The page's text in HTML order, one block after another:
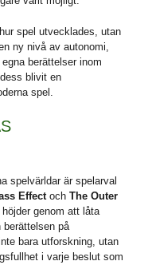
spel utvecklades, utan
ny nivå av autonomi,
berättelser inom
blivit en
spel.
spelvärldar är spelarval
Effectoch The Outer
genom att låta
berättelsen på
bara utforskning, utan
i varje beslut som